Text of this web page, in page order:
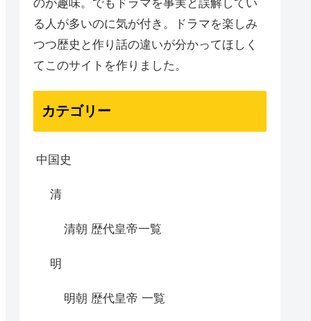
のが趣味。でもドラマを事実と誤解してい
る人が多いのに気が付き。ドラマを楽しみ
つつ歴史と作り話の違いが分かってほしく
てこのサイトを作りました。
カテゴリー
中国史
清
清朝 歴代皇帝一覧
明
明朝 歴代皇帝 一覧